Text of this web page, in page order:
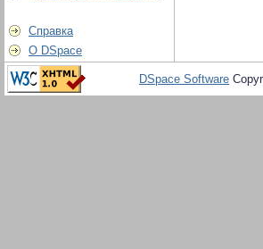
Справка
О DSpace
DSpace Software